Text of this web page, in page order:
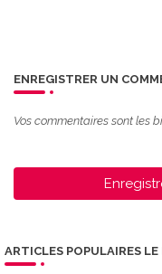
ENREGISTRER UN
Vos commentaires sont les
ARTICLES POPULAIRES LE